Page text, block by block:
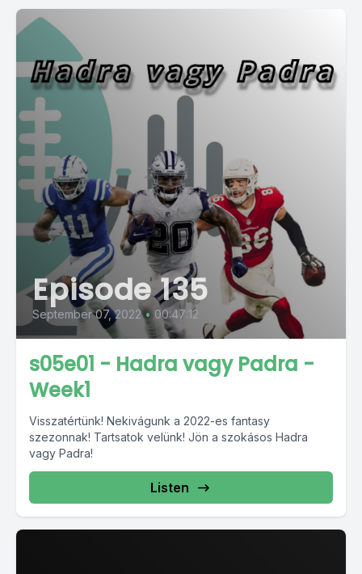
Episode 135
September 07, 2022 • 00:47:12
s05e01 - Hadra vagy Padra -
Week1
Visszatértünk! Nekivágunk a 2022-es fantasy
szezonnak! Tartsatok velünk! Jön a szokásos Hadra
vagy Padra!
Listen